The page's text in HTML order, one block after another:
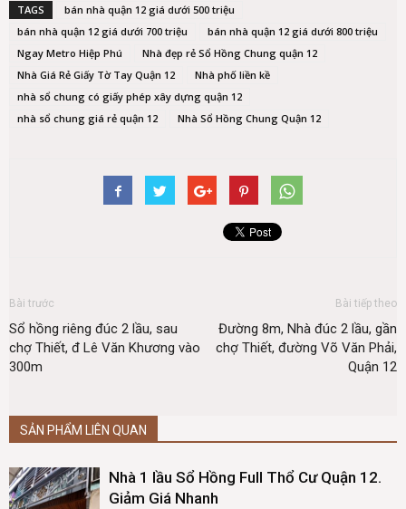
TAGS
bán nhà quận 12 giá dưới 500 triệu
bán nhà quận 12 giá dưới 700 triệu
bán nhà quận 12 giá dưới 800 triệu
Ngay Metro Hiệp Phú
Nhà đẹp rẻ Sổ Hồng Chung quận 12
Nhà Giá Rẻ Giấy Tờ Tay Quận 12
Nhà phố liền kề
nhà sổ chung có giấy phép xây dựng quận 12
nhà sổ chung giá rẻ quận 12
Nhà Sổ Hồng Chung Quận 12
Bài trước
Sổ hồng riêng đúc 2 lầu, sau
chợ Thiết, đ Lê Văn Khương vào
300m
Bài tiếp theo
Đường 8m, Nhà đúc 2 lầu, gần
chợ Thiết, đường Võ Văn Phải,
Quận 12
SẢN PHẨM LIÊN QUAN
Nhà 1 lầu Sổ Hồng Full Thổ Cư Quận 12.
Giảm Giá Nhanh